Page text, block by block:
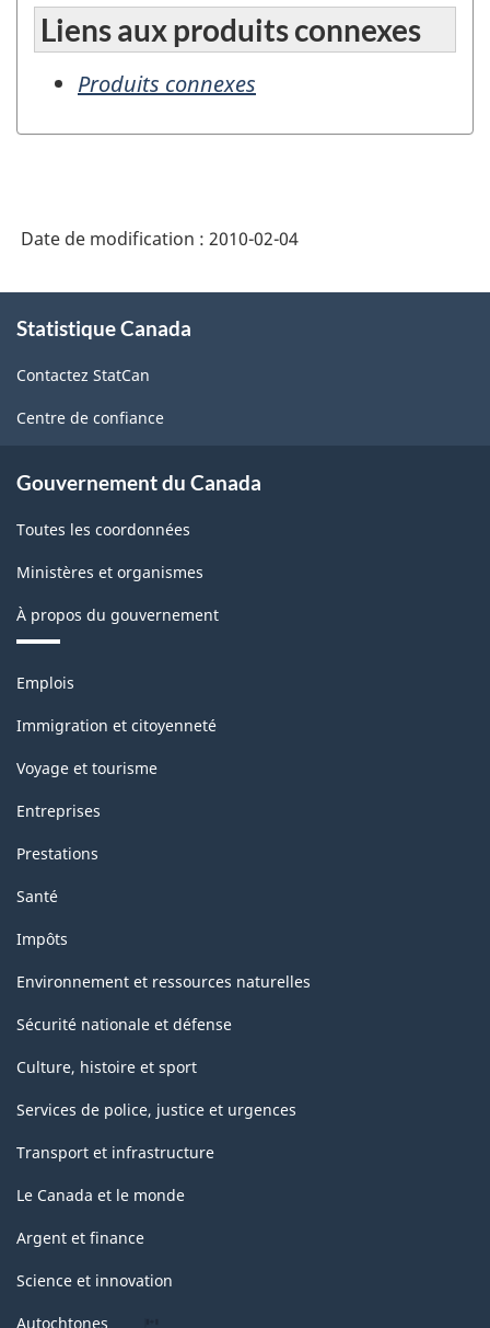
Liens aux produits connexes
Produits connexes
Date de modification : 2010-02-04
propos
ce
site
Statistique Canada
Contactez StatCan
Centre de confiance
Gouvernement du Canada
Toutes les coordonnées
Ministères et organismes
À propos du gouvernement
Thèmes
sujets
Emplois
Immigration et citoyenneté
Voyage et tourisme
Entreprises
Prestations
Santé
Impôts
Environnement et ressources naturelles
Sécurité nationale et défense
Culture, histoire et sport
Services de police, justice et urgences
Transport et infrastructure
Le Canada et le monde
Argent et finance
Science et innovation
Autochtones